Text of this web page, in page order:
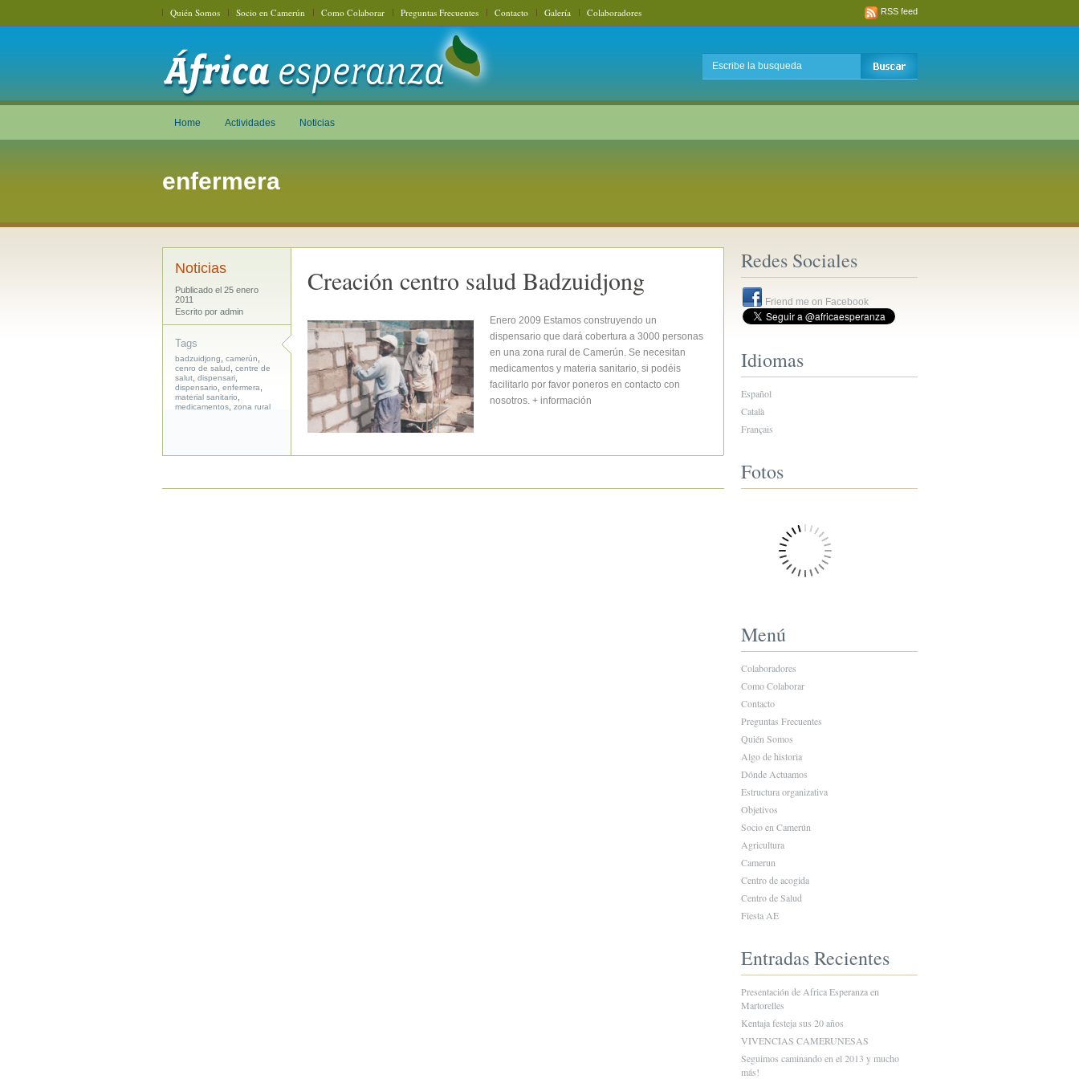
Quién Somos Socio en Camerún Como Colaborar Preguntas Frecuentes Contacto Galería Colaboradores RSS feed
Home Actividades Noticias
enfermera
Noticias
Publicado el 25 enero
2011
Escrito por admin
Tags
badzuidjong camerún
cenro de salud
centre de
salut, dispensari,
dispensario enfermera
material sanitario
medicamentos, zona rural
Creación centro salud Badzuidjong
Enero 2009 Estamos construyendo un
dispensario que dará cobertura a 3000 personas
en una zona rural de Camerún. Se necesitan
medicamentos y materia sanitario, si podéis
facilitarlo por favor poneros en contacto con
nosotros. + información
Redes Sociales
Friend me on Facebook
Idiomas
Español
Català
Français
Fotos
Menú
Colaboradores
Como Colaborar
Contacto
Preguntas Frecuentes
Quién Somos
Algo de historia
Dónde Actuamos
Estructura organizativa
Objetivos
Socio en Camerún
Agricultura
Camerun
Centro de acogida
Centro de Salud
Fiesta AE
Entradas Recientes
Presentación de Africa Esperanza en
Martorelles
Kentaja festeja sus 20 años
VIVENCIAS CAMERUNESAS
Seguimos caminando en el 2013 y mucho
más!